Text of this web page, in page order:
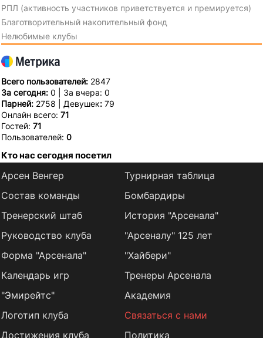
РПЛ (активность участников приветствуется и премируется)
Благотворительный накопительный фонд
Нелюбимые клубы
Всего пользователей: 2847
За сегодня: 0 | За вчера: 0
Парней: 2758 | Девушек: 79
Онлайн всего: 71
Гостей: 71
Пользователей: 0
Кто нас сегодня посетил
Арсен Венгер
Состав команды
Тренерский штаб
Руководство клуба
Форма "Арсенала"
Календарь игр
Турнирная таблица
Бомбардиры
История "Арсенала"
"Арсеналу" 125 лет
"Хайбери"
Тренеры Арсенала
"Эмирейтс"
Логотип клуба
Достижения клуба
Академия
Связаться с нами
Политика